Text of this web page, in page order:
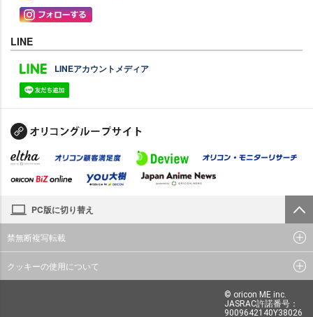
LINE
LINEアカウントメディア
PC版に切り替え
禁無断複写転載
クッキーの使用について
© oricon ME inc.
JASRAC許諾番号：
9009642140Y38026